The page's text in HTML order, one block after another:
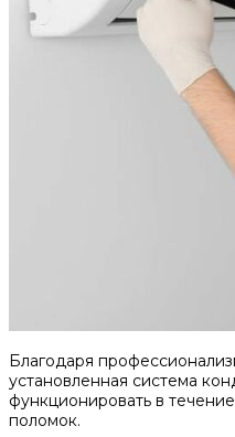
Благодаря
установленная система
функционировать в
поломок.